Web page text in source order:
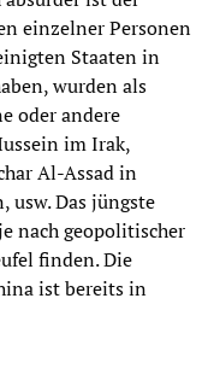
einzelner Personen
Staaten in
wurden als
oder andere
im Irak,
Al-Assad in
usw. Das jüngste
nach geopolitischer
finden. Die
ist bereits in